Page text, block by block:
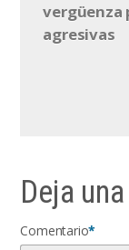
vergüenza
agresivas
Deja
Comentario*